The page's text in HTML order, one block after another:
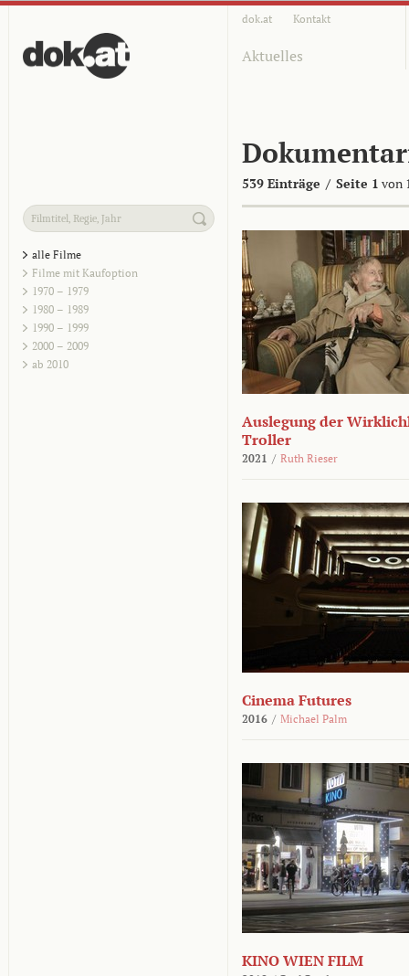
dok.at Kontakt
Aktuelles
539 Einträge / Seite 1 von
alle Filme
Filme mit Kaufoption
1970 – 1979
1980 – 1989
1990 – 1999
2000 – 2009
ab 2010
Auslegung der
Troller
2021 / Ruth Rieser
Cinema Futures
2016 / Michael Palm
KINO WIEN FILM